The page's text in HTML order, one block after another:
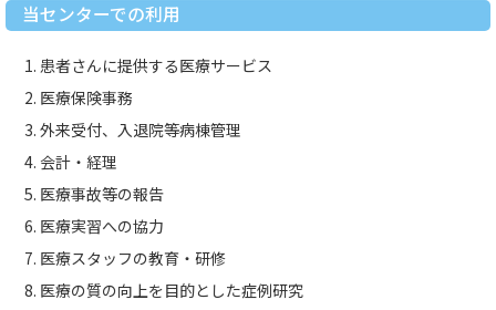
当センターでの利用
患者さんに提供する医療サービス
医療保険事務
外来受付、入退院等病棟管理
会計・経理
医療事故等の報告
医療実習への協力
医療スタッフの教育・研修
医療の質の向上を目的とした症例研究